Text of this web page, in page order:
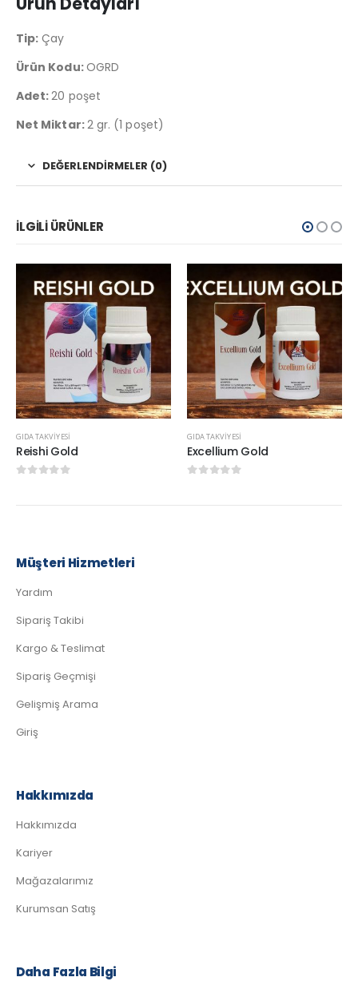
Tip: Çay
Ürün Kodu:OGRD
Adet:20 poşet
Net Miktar:2 gr. (1 poşet)
DEĞERLENDIRMELER (0)
İLGILI ÜRÜNLER
GIDA TAKVIYESI
Reishi Gold
GIDA TAKVIYESI
Excellium Gold
Müşteri Hizmetleri
Yardım
Sipariş Takibi
Kargo & Teslimat
Sipariş Geçmişi
Gelişmiş Arama
Giriş
Hakkımızda
Hakkımızda
Kariyer
Mağazalarımız
Kurumsan Satış
Daha Fazla Bilgi